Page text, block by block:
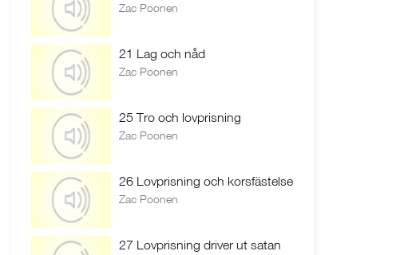
Zac Poonen
21 Lag och nåd
Zac Poonen
25 Tro och lovprisning
Zac Poonen
26 Lovprisning och korsfästelse
Zac Poonen
27 Lovprisning driver ut satan